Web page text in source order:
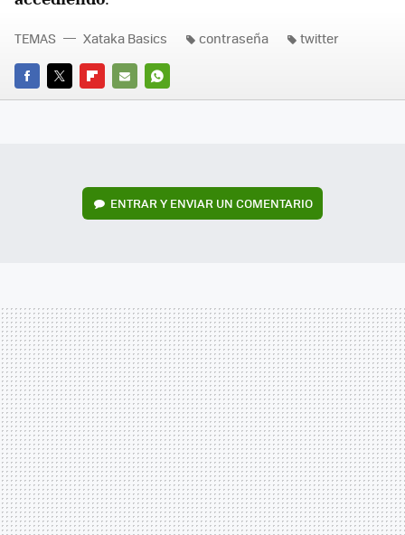
FACEBOOK
TWITTERFLIPBOARD
E-
WHATSAPP
TEMAS Xataka Basics contraseña twitter
ENTRAR Y ENVIAR UN COMENTARIO